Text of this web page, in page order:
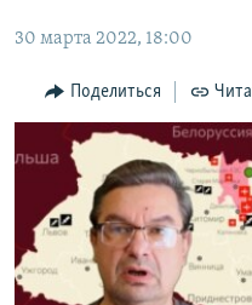
Вернутся
поиску
ИНТЕРАКТИВ
ИНФОГРАФИКА
ТЕЛЕПРОЕКТ КРЫМ.РЕАЛИИ
СОВЕТЫ ПРАВОЗАЩИТНИКОВ
ПРОПАВШИЕ БЕЗ ВЕСТИ
ПОБЕДИТЕЛЕЙ НЕ СУДЯТ?
РАДІО СВОБОДА
КАК ОБОЙТИ
Українською
Qırımtatar
ПРИСОЕДИНЯЙТЕСЬ!
30 марта 2022, 18:00
Поделиться